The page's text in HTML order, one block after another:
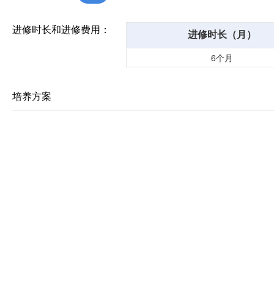
进修时长和进修费用： 进修时长（月）
6个月
培养方案